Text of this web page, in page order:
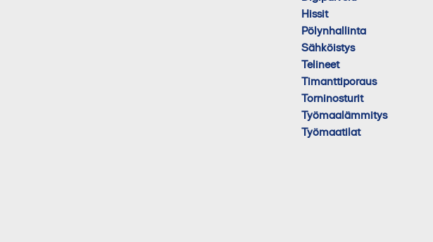
Hissit
Pölynhallinta
Sähköistys
Telineet
Timanttiporaus
Torninosturit
Työmaalämmitys
Työmaatilat